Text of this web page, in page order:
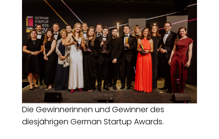
Die Gewinnerinnen und Gewinner des
diesjährigen German Startup Awards.